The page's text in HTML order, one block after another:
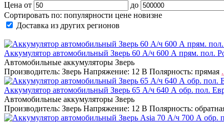
Цена от
до
Сортировать по: популярности цене новизне
Доставка из других регионов
Аккумулятор автомобильный Зверь 60 А/ч 600 А прям. пол.
Автомобильные аккумуляторы Зверь
Производитель: Зверь Напряжение: 12 В Полярность: прямая
Аккумулятор автомобильный Зверь 65 А/ч 640 А обр. пол.
Автомобильные аккумуляторы Зверь
Производитель: Зверь Напряжение: 12 В Полярность: